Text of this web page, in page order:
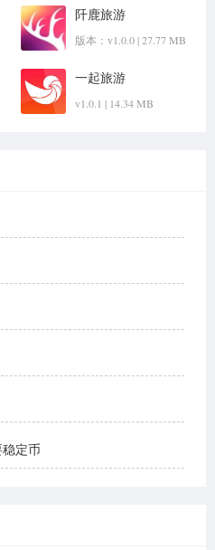
阡鹿旅游
版本：v1.0.0 | 27.77 MB
一起旅游
v1.0.1 | 14.34 MB
定币